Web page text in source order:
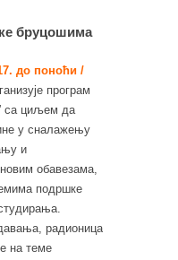
бруцошима
до поноћи /
програм
са циљем да
у сналажењу
и
обавезама,
подршке
радионица
на теме